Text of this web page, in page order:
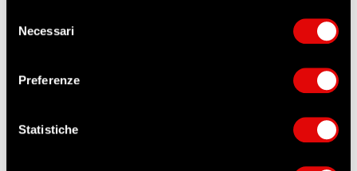
delNecessari
Preferenze
Statistiche
ORDINA QUESTO ARTICOLO
Altri prodotti che potrebbero